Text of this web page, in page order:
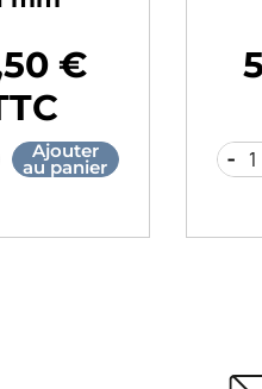
€
Ajouter
au panier -